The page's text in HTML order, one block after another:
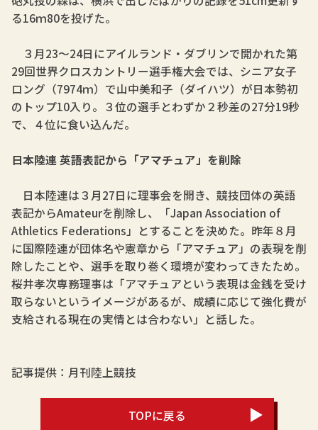
る16ｍ80を投げた。
３月23～24日にアイルランド・ダブリンで開かれた第
29回世界クロスカントリー選手権大会では、シニア女子
ロング（7974ｍ）で山中美和子（ダイハツ）が日本勢初
のトップ10入り。３位の選手とわずか２秒差の27分19秒
で、４位に食い込んだ。
日本陸連 英語表記から「アマチュア」を削除
日本陸連は３月27日に理事会を開き、競技団体の英語
表記からAmateurを削除し、「Japan Association of
Athletics Federations」とすることを決めた。昨年８月
に国際陸連が団体名や憲章から「アマチュア」の表現を削
除したことや、選手を取り巻く環境が変わってきたため。
桜井孝次専務理事は「アマチュアという表現は金銭を受け
取らないというイメージがあるが、成績に応じて強化費が
支給される現在の実情とは合わない」と話した。
記事提供：月刊陸上競技
TOPに戻る